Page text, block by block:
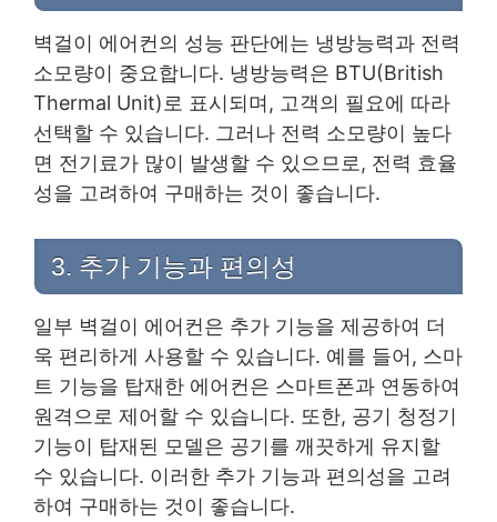
벽걸이 에어컨의 성능 판단에는 냉방능력과 전력
소모량이 중요합니다. 냉방능력은 BTU(British
Thermal Unit)로 표시되며, 고객의 필요에 따라
선택할 수 있습니다. 그러나 전력 소모량이 높다
면 전기료가 많이 발생할 수 있으므로, 전력 효율
성을 고려하여 구매하는 것이 좋습니다.
3. 추가 기능과 편의성
일부 벽걸이 에어컨은 추가 기능을 제공하여 더
욱 편리하게 사용할 수 있습니다. 예를 들어, 스마
트 기능을 탑재한 에어컨은 스마트폰과 연동하여
원격으로 제어할 수 있습니다. 또한, 공기 청정기
기능이 탑재된 모델은 공기를 깨끗하게 유지할
수 있습니다. 이러한 추가 기능과 편의성을 고려
하여 구매하는 것이 좋습니다.